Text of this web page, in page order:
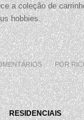
a coleção de
hobbies.
/ POR
RESIDENCIAIS